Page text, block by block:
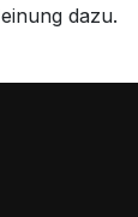
dazu.